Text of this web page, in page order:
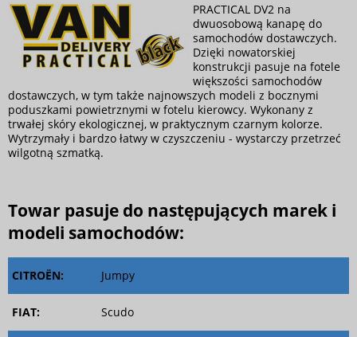
PRACTICAL DV2 na
dwuosobową kanapę do
samochodów dostawczych.
Dzięki nowatorskiej
konstrukcji pasuje na fotele
większości samochodów
dostawczych, w tym także najnowszych modeli z bocznymi
poduszkami powietrznymi w fotelu kierowcy. Wykonany z
trwałej skóry ekologicznej, w praktycznym czarnym kolorze.
Wytrzymały i bardzo łatwy w czyszczeniu - wystarczy przetrzeć
wilgotną szmatką.
Towar pasuje do następujących marek i
modeli samochodów:
CITROËN: Jumpy
FIAT: Scudo